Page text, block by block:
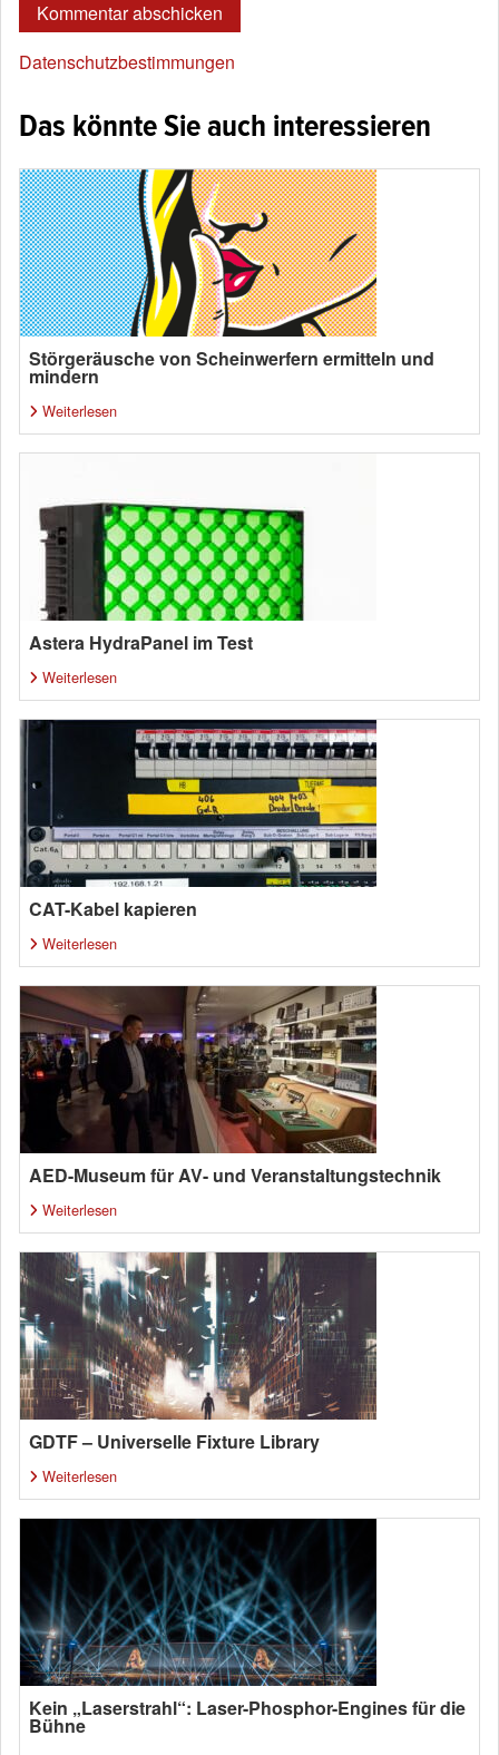
Datenschutzbestimmungen
Das könnte Sie auch interessieren
Störgeräusche von Scheinwerfern ermitteln und
mindern
Weiterlesen
Astera HydraPanel im Test
Weiterlesen
CAT-Kabel kapieren
Weiterlesen
AED-Museum für AV- und Veranstaltungstechnik
Weiterlesen
GDTF – Universelle Fixture Library
Weiterlesen
Kein „Laserstrahl“: Laser-Phosphor-Engines für die
Bühne